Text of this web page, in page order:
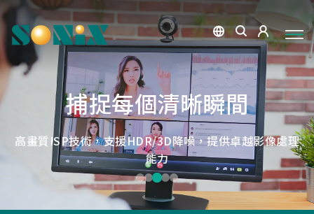
微小核心，巨大力量
松翰MCU：極致效能，智慧應用無所不在
低延遲戰場
Report Rate 性能之巔，松翰電競，掌控每一秒
捕捉每個清晰瞬間
高畫質ISP技術，支援HDR/3D降噪，提供卓越影像處理
能力
點讀魔法，數位學習新體驗
OID光學辨識技術，紙本內容瞬間數位化，開啟互動新篇
章
低延遲，無線視界
確保流暢穩定的影像傳輸